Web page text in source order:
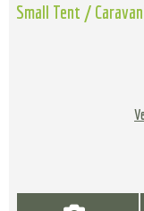
Small Tent / Caravan